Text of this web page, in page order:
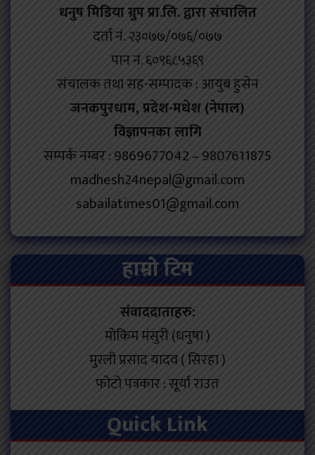
धनुष मिडिया ग्रुप प्रा.लि. द्वारा संचालित
दर्ता नं. २३०७७/०७६/०७७
पान नं. ६०९६८५३६९
संचालक तथा सह-सम्पादक : आयुब हुसेन
जनकपुरधाम, प्रदेश-मधेश (नेपाल)
विज्ञापनका लागि
सम्पर्क नम्बर : 9869677042 – 9807611875
madhesh24nepal@gmail.com
sabailatimes01@gmail.com
हाम्रो टिम
संवाददाताहरु:
मोकिम मंसुरी (धनुषा )
मुरली प्रसाद यादव ( सिरहा )
फोटो पत्रकार : सूर्या राउत
Quick Link